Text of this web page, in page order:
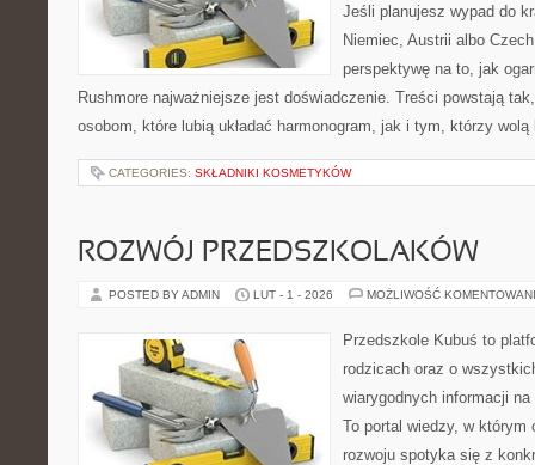
Jeśli planujesz wypad do
Niemiec, Austrii albo
perspektywę na to, jak
Rushmore najważniejsze jest doświadczenie. Treści powstają
osobom, które lubią układać harmonogram, jak i tym, którzy
CATEGORIES: SKŁADNIKI KOSMETYKÓW
ROZWÓJ PRZEDSZKOLAKÓW
POSTED BY ADMIN LUT - 1 - 2026 MOŻLIWOŚĆ
Przedszkole Kubuś to
rodzicach oraz o
wiarygodnych informacji
To portal wiedzy, w którym
rozwoju spotyka się z